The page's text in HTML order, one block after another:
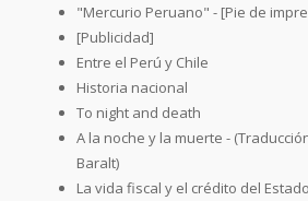
"Mercurio Peruano" - [Pie de
[Publicidad]
Entre el Perú y Chile
Historia nacional
To night and death
A la noche y la muerte -
Baralt)
La vida fiscal y el crédito del Estado